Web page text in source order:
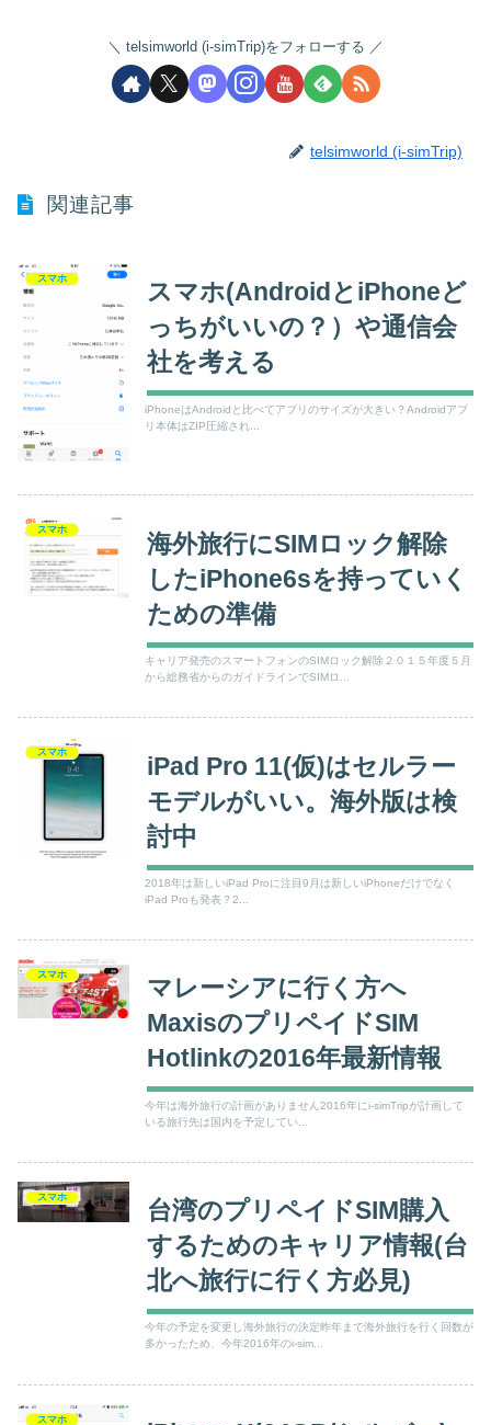
telsimworld (i-simTrip)をフォローする
telsimworld (i-simTrip)
関連記事
スマホ
スマホ(AndroidとiPhoneど
っちがいいの？）や通信会
社を考える
iPhoneはAndroidと比べてアプリのサイズが大きい？Androidアプ
リ本体はZIP圧縮され...
スマホ
海外旅行にSIMロック解除
したiPhone6sを持っていく
ための準備
キャリア発売のスマートフォンのSIMロック解除２０１５年度５月
から総務省からのガイドラインでSIMロ...
スマホ
iPad Pro 11(仮)はセルラー
モデルがいい。海外版は検
討中
2018年は新しいiPad Proに注目9月は新しいiPhoneだけでなく
iPad Proも発表？2...
スマホ
マレーシアに行く方へ
MaxisのプリペイドSIM
Hotlinkの2016年最新情報
今年は海外旅行の計画がありません2016年にi-simTripが計画して
いる旅行先は国内を予定してい...
スマホ
台湾のプリペイドSIM購入
するためのキャリア情報(台
北へ旅行に行く方必見)
今年の予定を変更し海外旅行の決定昨年まで海外旅行を行く回数が
多かったため、今年2016年のi-sim...
スマホ